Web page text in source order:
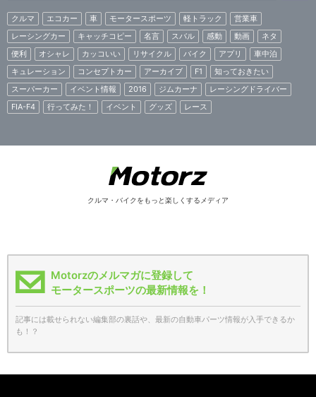
クルマ エコカー 車 モータースポーツ 軽トラック
営業車
レーシングカー
キャッチコピー 名言 スバル 感動 動画
ネタ
便利
オシャレ カッコいい リサイクル バイク アプリ
車中泊
キュレーション
コンセプトカー アーカイブ F1
知っておきたい
スーパーカー
イベント情報 2016 ジムカーナ
レーシングドライバー
FIA-F4
行ってみた！ イベント グッズ レース
クルマ・バイクをもっと楽しくするメディア
Motorzのメルマガに登録して
モータースポーツの最新情報を！
記事には載せられない編集部の裏話や、最新の自動車パーツ情報が入手できるか
も！？